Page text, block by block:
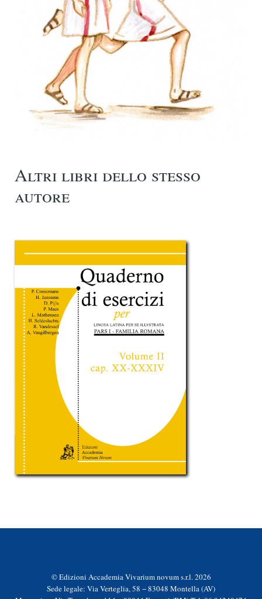
Altri libri dello stesso
autore
© Edizioni Accademia Vivarium novum s.r.l. 2026
Sede legale: Via Verteglia, 58 − 83048 Montella (AV)